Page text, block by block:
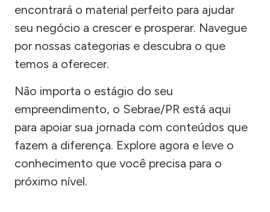
encontrará o material perfeito para ajudar
seu negócio a crescer e prosperar. Navegue
por nossas categorias e descubra o que
temos a oferecer.
Não importa o estágio do seu
empreendimento, o Sebrae/PR está aqui
para apoiar sua jornada com conteúdos que
fazem a diferença. Explore agora e leve o
conhecimento que você precisa para o
próximo nível.